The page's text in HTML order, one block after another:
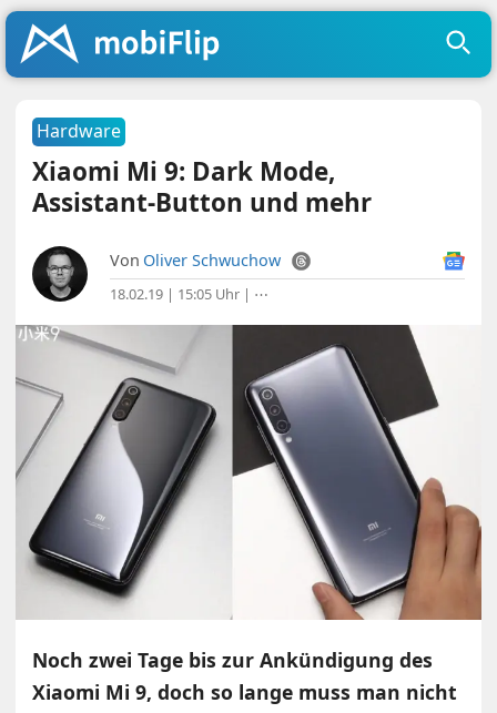
Hardware
Xiaomi Mi 9: Dark Mode,
Assistant-Button und mehr
Von Oliver Schwuchow
18.02.19 | 15:05 Uhr | ⋯
Noch zwei Tage bis zur Ankündigung des
Xiaomi Mi 9, doch so lange muss man nicht